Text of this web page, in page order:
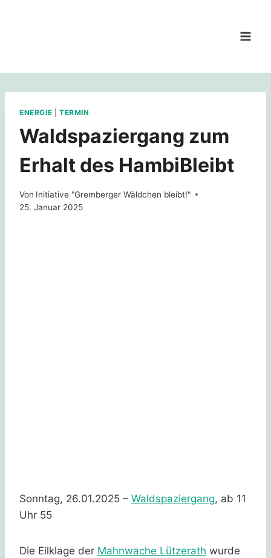
ENERGIE TERMIN
Waldspaziergang zum
Erhalt des HambiBleibt
Von Initiative "Gremberger Wäldchen bleibt!"
25. Januar 2025
Sonntag, 26.01.2025 – Waldspaziergang, ab 11
Uhr 55
Die Eilklage der Mahnwache Lützerath wurde